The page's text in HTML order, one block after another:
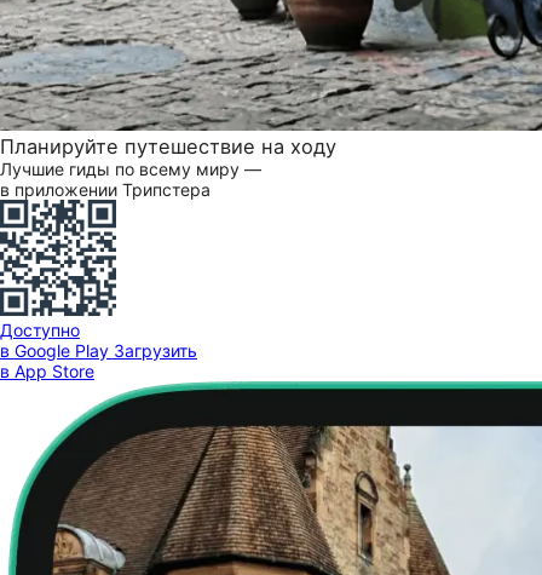
Планируйте путешествие на ходу
Лучшие гиды по всему миру —
в приложении Трипстера
Доступно
в Google Play Загрузить
в App Store